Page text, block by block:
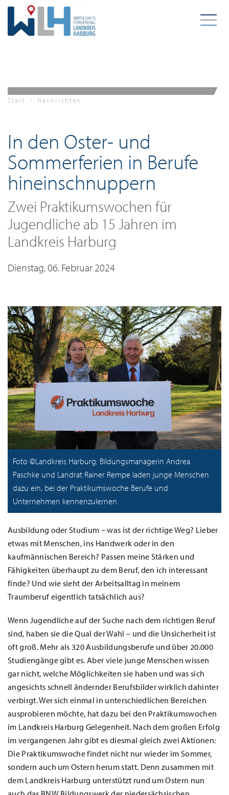
Zum Hauptinhalt springen
Start Nachrichten
In den Oster- und
Sommerferien in Berufe
hineinschnuppern
Zwei Praktikumswochen für
Jugendliche ab 15 Jahren im
Landkreis Harburg
Dienstag, 06. Februar 2024
Foto ©Landkreis Harburg: Bildungsmanagerin Andrea
Paschke und Landrat Rainer Rempe laden junge Menschen
dazu ein, bei der Praktikumswoche Berufe und
Unternehmen kennenzulernen.
Ausbildung oder Studium – was ist der richtige Weg? Lieber
etwas mit Menschen, ins Handwerk oder in den
kaufmännischen Bereich? Passen meine Stärken und
Fähigkeiten überhaupt zu dem Beruf, den ich interessant
finde? Und wie sieht der Arbeitsalltag in meinem
Traumberuf eigentlich tatsächlich aus?
Wenn Jugendliche auf der Suche nach dem richtigen Beruf
sind, haben sie die Qual der Wahl – und die Unsicherheit ist
oft groß. Mehr als 320 Ausbildungsberufe und über 20.000
Studiengänge gibt es. Aber viele junge Menschen wissen
gar nicht, welche Möglichkeiten sie haben und was sich
angesichts schnell ändernder Berufsbilder wirklich dahinter
verbirgt. Wer sich einmal in unterschiedlichen Bereichen
ausprobieren möchte, hat dazu bei den Praktikumswochen
im Landkreis Harburg Gelegenheit. Nach dem großen Erfolg
im vergangenen Jahr gibt es diesmal gleich zwei Aktionen:
Die Praktikumswoche findet nicht nur wieder im Sommer,
sondern auch um Ostern herum statt. Denn zusammen mit
dem Landkreis Harburg unterstützt rund um Ostern nun